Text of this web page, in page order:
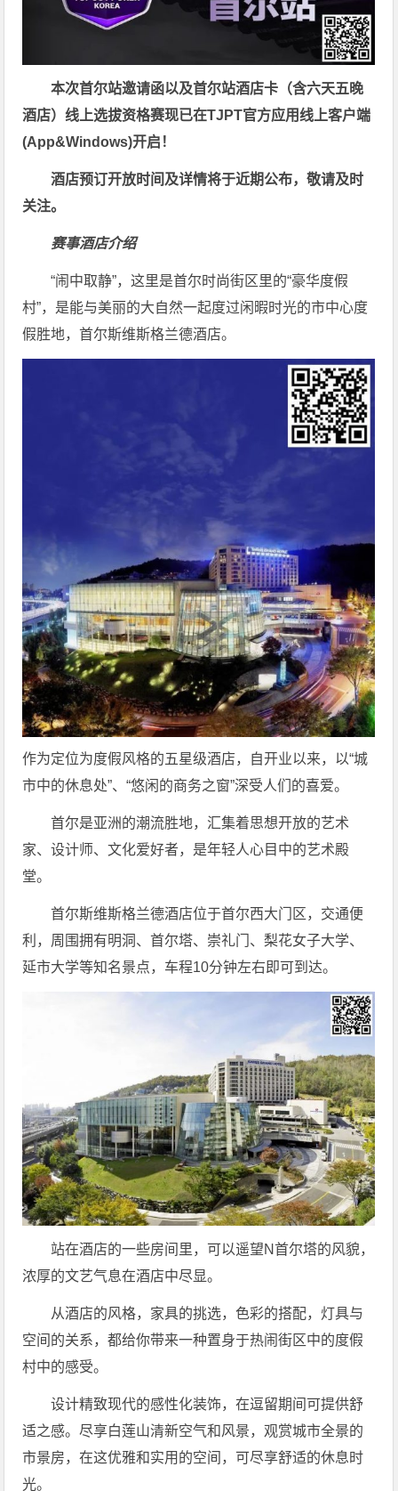
本次首尔站邀请函以及首尔站酒店卡（含六天五晚
酒店）线上选拔资格赛现已在TJPT官方应用线上客户端
(App&Windows)开启！
酒店预订开放时间及详情将于近期公布，敬请及时
关注。
赛事酒店介绍
“闹中取静”，这里是首尔时尚街区里的“豪华度假
村”，是能与美丽的大自然一起度过闲暇时光的市中心度
假胜地，首尔斯维斯格兰德酒店。
作为定位为度假风格的五星级酒店，自开业以来，以“城
市中的休息处”、“悠闲的商务之窗”深受人们的喜爱。
首尔是亚洲的潮流胜地，汇集着思想开放的艺术
家、设计师、文化爱好者，是年轻人心目中的艺术殿
堂。
首尔斯维斯格兰德酒店位于首尔西大门区，交通便
利，周围拥有明洞、首尔塔、崇礼门、梨花女子大学、
延市大学等知名景点，车程10分钟左右即可到达。
站在酒店的一些房间里，可以遥望N首尔塔的风貌，
浓厚的文艺气息在酒店中尽显。
从酒店的风格，家具的挑选，色彩的搭配，灯具与
空间的关系，都给你带来一种置身于热闹街区中的度假
村中的感受。
设计精致现代的感性化装饰，在逗留期间可提供舒
适之感。尽享白莲山清新空气和风景，观赏城市全景的
市景房，在这优雅和实用的空间，可尽享舒适的休息时
光。